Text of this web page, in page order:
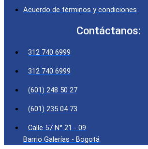
Acuerdo de términos y condiciones
Contáctanos:
312 740 6999
312 740 6999
(601) 248 50 27
(601) 235 04 73
Calle 57 N° 21 - 09
Barrio Galerías - Bogotá